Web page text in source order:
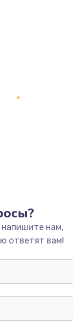
нам,
ответят вам!